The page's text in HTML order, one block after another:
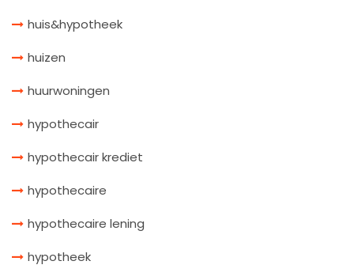
huis&hypotheek
huizen
huurwoningen
hypothecair
hypothecair krediet
hypothecaire
hypothecaire lening
hypotheek